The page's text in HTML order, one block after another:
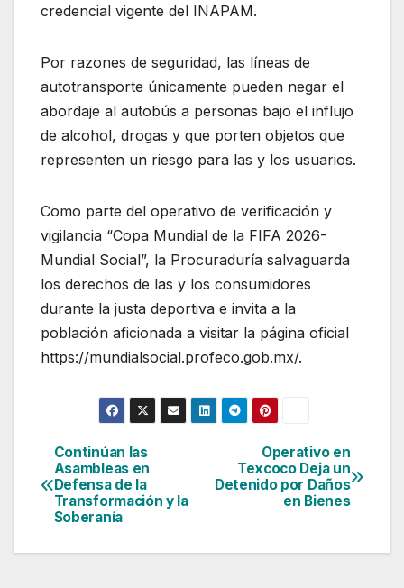
credencial vigente del INAPAM.
Por razones de seguridad, las líneas de
autotransporte únicamente pueden negar el
abordaje al autobús a personas bajo el influjo
de alcohol, drogas y que porten objetos que
representen un riesgo para las y los usuarios.
Como parte del operativo de verificación y
vigilancia “Copa Mundial de la FIFA 2026-
Mundial Social”, la Procuraduría salvaguarda
los derechos de las y los consumidores
durante la justa deportiva e invita a la
población aficionada a visitar la página oficial
https://mundialsocial.profeco.gob.mx/.
Navegación
de
Operativo en
Texcoco Deja un
Detenido por Daños
en Bienes
Continúan las
Asambleas en
Defensa de la
Transformación y la
Soberanía